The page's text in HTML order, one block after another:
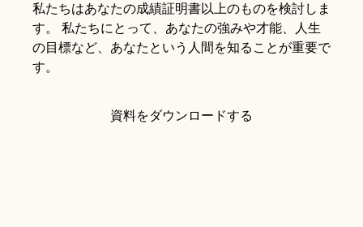
私たちはあなたの成績証明書以上のものを検討しま
す。 私たちにとって、あなたの強みや才能、人生
の目標など、あなたという人間を知ることが重要で
す。
資料をダウンロードする